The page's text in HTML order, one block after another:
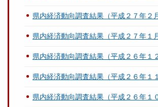
県内経済動向調査結果（平成２７年２
県内経済動向調査結果（平成２７年１
県内経済動向調査結果（平成２６年１
県内経済動向調査結果（平成２６年１
県内経済動向調査結果（平成２６年１